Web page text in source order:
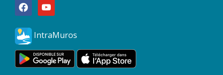
facebookyoutube
IntraMuros